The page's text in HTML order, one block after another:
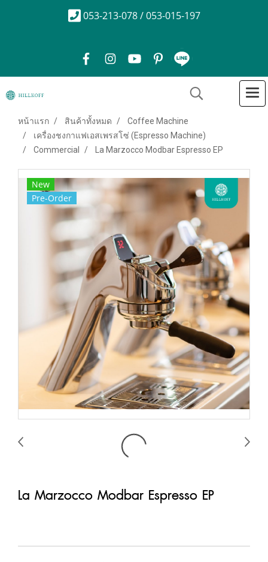
053-213-078 / 053-015-197
หน้าแรก สินค้าทั้งหมด
Coffee Machine
เครื่องชงกาแฟเอสเพรสโซ่ (Espresso Machine)
Commercial
La Marzocco Modbar Espresso EP
New
Pre-Order
La Marzocco Modbar Espresso EP